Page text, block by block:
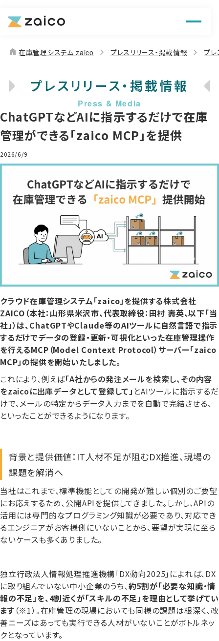
機能
お役立ち情報
home 在庫管理システム zaico プレスリリース・掲載情報 プレ
プレスリリース・掲載情報
ChatGPTなどAIに指示するだけで在庫
管理ができる「zaico MCP」を提供
2026/6/9
クラウド在庫管理システム「zaico」を提供する株式会社
ZAICO（本社：山形県米沢市、代表取締役：田村 壽英、以下「当
社」）は、ChatGPTやClaude等のAIツールに自然言語で指示
するだけでデータの登録・更新・可視化といった在庫管理操作
を行えるMCP（Model Context Protocol）サーバー「zaico
MCP」の提供を開始いたしました。
これにより、例えば「A社からの発注メールを検索し、その内容
をzaicoに出庫データとして登録して」 とAIツールに指示するだ
けで、メールの特定からデータ入力までを自動で完結させる、
といったことができるようになります。
背景と提供価値：IT人材不足が阻むDX推進、現場の
課題を解消へ
当社はこれまで、標準機能としての開発が難しい個別のご要望
にお応えするため、公開APIを提供してきました。しかし、APIの
活用には専門的なプログラミング知識が必要であり、対応でき
るエンジニアがお客様側にいないことから、要望が実現に至ら
ないケースも多くありました。
独立行政法人情報処理推進機構「DX動向2025」によれば、DX
に取り組んでいない中小企業のうち、約5割が「必要な知識・情
報の不足」を、4割近くが「スキルの不足」を理由として挙げてい
ます （※1）。在庫管理の現場においても同様の課題は根深く、改
善ニーズはあっても実行できる人材がいないことがボトルネッ
クとなっています。